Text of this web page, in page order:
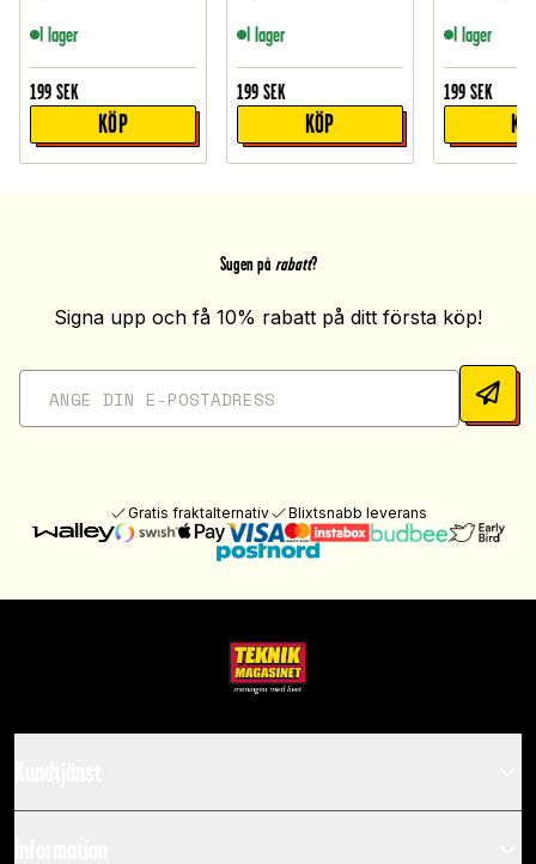
I lager
199 SEK
KÖP
I lager
199 SEK
KÖP
I lager
199 SEK
Sugen på rabatt?
Signa upp och få 10% rabatt på ditt första köp!
Gratis fraktalternativ Blixtsnabb leverans